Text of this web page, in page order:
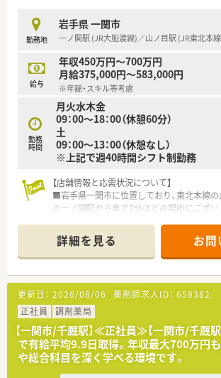
【法人特徴について】
■一関市内に地域に根差した店舗を構えてお
接な連携体制を築いているため、安定した
ります。
■一店舗のみの経営だからこそ転勤や異動の
定の地域で腰を据えて長く働き続けたい方
です。
■現場で働く薬剤師の視点や働きやすさを
針を掲げており、従業員からの積極的な意見
います。
勤務地
岩手県 一関市
一ノ関駅 (JR大船渡線)／山ノ目駅 (JR東北本
給与
年収450万円～700万円
月給375,000円～583,000円
※年齢・スキル等考慮
勤務
時間
月火水木金
09：00～18：00（休憩60分）
土
09：00～13：00（休憩なし）
※上記で週40時間シフト制勤務
【店舗情報と応需状況について】
■岩手県一関市に位置しており、東北本線
の一ノ関駅から車で7分ほどの場所にござい
多様な処方箋を安定して応需しているのが特
■近隣の医療機関からも広く処方箋を受け付
なお薬を約1200品目ほど幅広く取り揃えて
【法人特徴について】
■2018年に創立された法人で、地域に根差し
を岩手県一関市にて1店舗運営している会社
■今後も組織としてさらなる成長を目指し
です。
■働くスタッフ一人ひとりを非常に大切に
おり、会社全体のチームワークが抜群な点も
詳細を見る お問
更新日： 2026/08/06 薬剤師求人ID： 658382
正社員
調剤薬局
【一関市/千厩駅】≪正社員≫【一関市/千厩
で有給平均9.9日取得。年収最大700万円
や総合科目を深く学べる環境です。